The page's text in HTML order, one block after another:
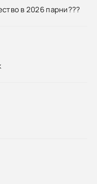
в 2026 парни???